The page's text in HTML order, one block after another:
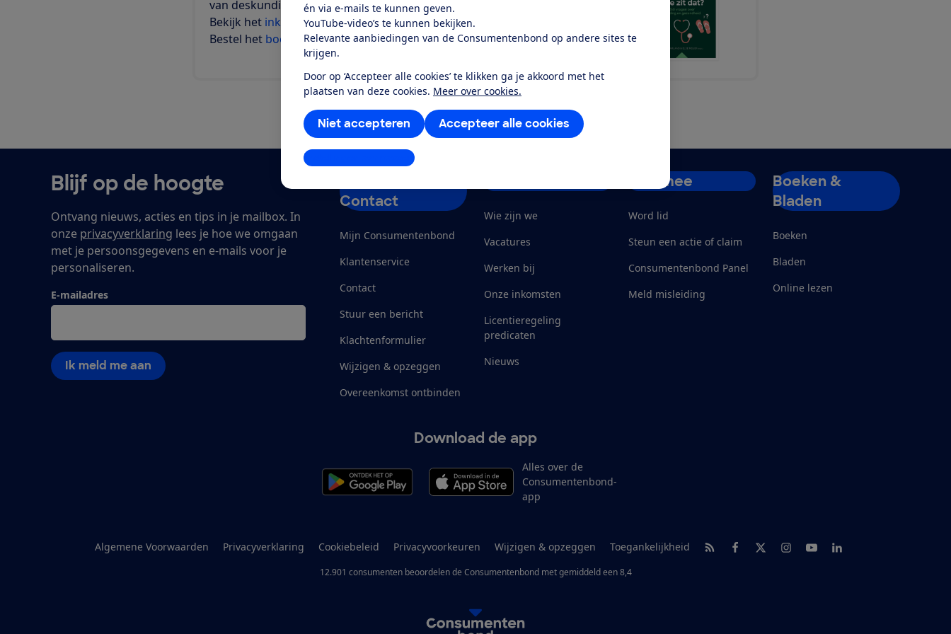
én via e-mails te kunnen geven.
YouTube-video’s te kunnen bekijken.
Relevante aanbiedingen van de Consumentenbond op andere sites te
krijgen.
Door op ‘Accepteer alle cookies’ te klikken ga je akkoord met het
plaatsen van deze cookies. Meer over cookies.
Accepteer alle cookies
Niet accepteren
Instellingen aanpassen
van deskundigen.
Bekijk het inkijkexemplaar van het boek Hoe zit dat?
Bestel het boek 'Hoe zit dat?'
Blijf op de hoogte
Ontvang nieuws, acties en tips in je mailbox. In
onze privacyverklaring lees je hoe we omgaan
met je persoonsgegevens en e-mails voor je
personaliseren.
E-mailadres
Ik meld me aan
Contact
Mijn Consumentenbond
Klantenservice
Contact
Stuur een bericht
Klachtenformulier
Wijzigen & opzeggen
Overeenkomst ontbinden
Wie zijn we
Vacatures
Werken bij
Onze inkomsten
Licentieregeling
predicaten
Nieuws
Doe mee
Word lid
Steun een actie of claim
Consumentenbond Panel
Meld misleiding
Boeken &
Bladen
Boeken
Bladen
Online lezen
Download de app
Alles over de
Consumentenbond-
app
Algemene Voorwaarden Privacyverklaring Cookiebeleid Privacyvoorkeuren Wijzigen & opzeggen Toegankelijkheid RSS-feed nieuws
Facebook
TwitterInstagram
YoutubeLinkedIn
12.901 consumenten beoordelen de Consumentenbondmet gemiddeld een 8,4